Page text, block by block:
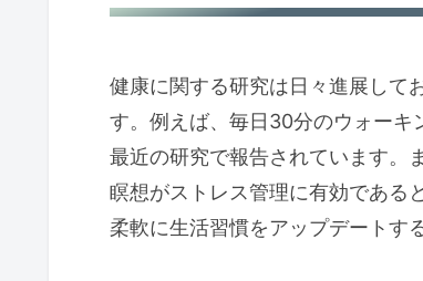
健康に関する研究は日々進展して
す。例えば、毎日30分のウォーキ
最近の研究で報告されています。
瞑想がストレス管理に有効である
柔軟に生活習慣をアップデートす